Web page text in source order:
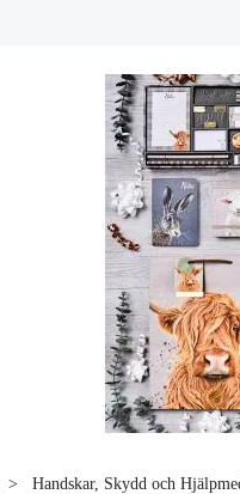
Handskar, Skydd och